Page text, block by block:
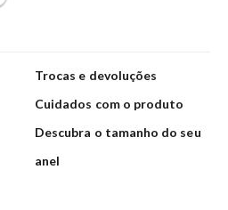
Trocas e devoluções
Cuidados com o produto
Descubra o tamanho do seu
anel